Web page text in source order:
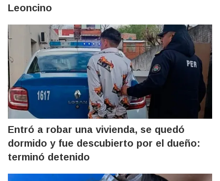
Leoncino
Entró a robar una vivienda, se quedó
dormido y fue descubierto por el dueño:
terminó detenido